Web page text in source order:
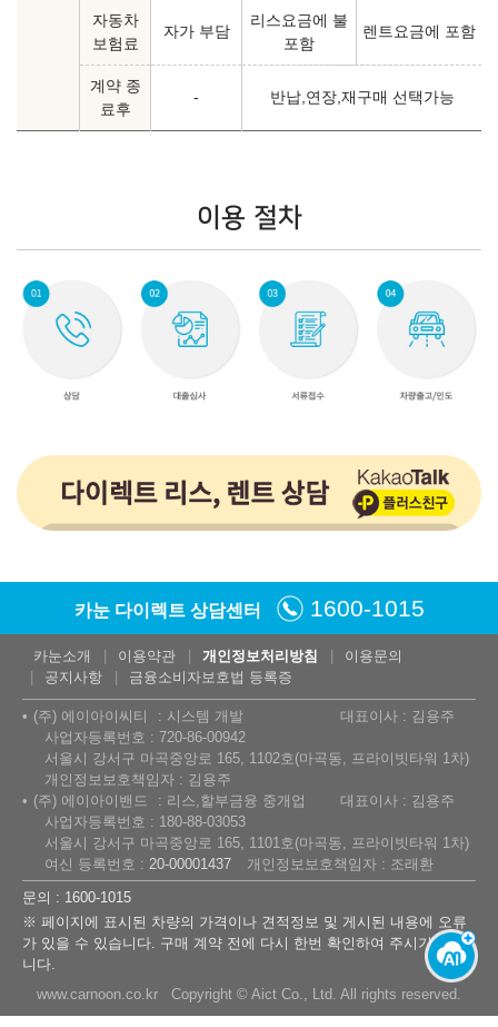
자동차
보험료
자가 부담
리스요금에 불
포함
렌트요금에 포함
계약 종
료후
- 반납,연장,재구매 선택가능
이용 절차
카눈 다이렉트 상담센터 1600-1015
카눈소개 이용약관 개인정보처리방침
이용문의
공지사항
금융소비자보호법 등록증
(주) 에이아이씨티 시스템 개발
대표이사 : 김용주
사업자등록번호 : 720-86-00942
서울시 강서구 마곡중앙로 165, 1102호(마곡동, 프라이빗타워 1차)
개인정보보호책임자 : 김용주
(주) 에이아이밴드
리스,할부금융 중개업
대표이사 : 김용주
사업자등록번호 : 180-88-03053
서울시 강서구 마곡중앙로 165, 1101호(마곡동, 프라이빗타워 1차)
여신 등록번호 : 20-00001437
개인정보보호책임자 : 조래환
문의 : 1600-1015
※ 페이지에 표시된 차량의 가격이나 견적정보 및 게시된 내용에 오류
가 있을 수 있습니다. 구매 계약 전에 다시 한번 확인하여 주시기 바랍
니다.
www.carnoon.co.kr Copyright © Aict Co., Ltd. All rights reserved.